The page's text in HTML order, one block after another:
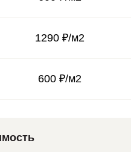
1290 ₽/м2
600 ₽/м2